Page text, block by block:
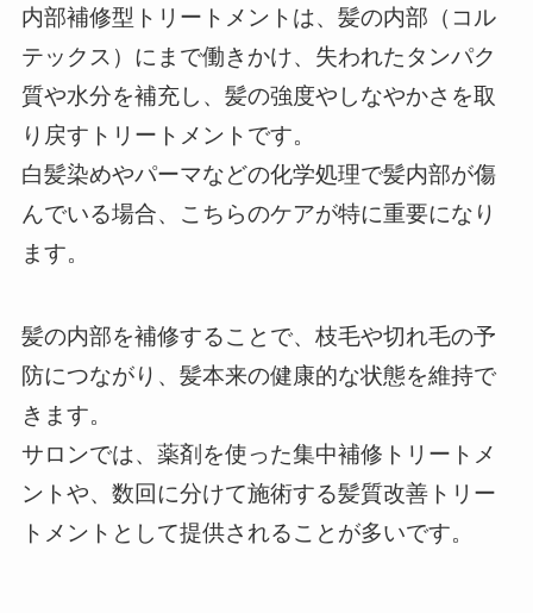
内部補修型トリートメントは、髪の内部（コル
テックス）にまで働きかけ、失われたタンパク
質や水分を補充し、髪の強度やしなやかさを取
り戻すトリートメントです。
白髪染めやパーマなどの化学処理で髪内部が傷
んでいる場合、こちらのケアが特に重要になり
ます。
髪の内部を補修することで、枝毛や切れ毛の予
防につながり、髪本来の健康的な状態を維持で
きます。
サロンでは、薬剤を使った集中補修トリートメ
ントや、数回に分けて施術する髪質改善トリー
トメントとして提供されることが多いです。